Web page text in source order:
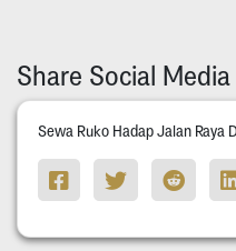
Share Social Media
Sewa Ruko Hadap Jalan Raya